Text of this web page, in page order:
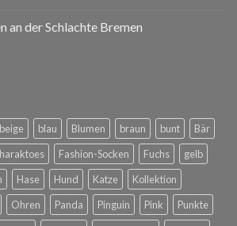
an der Schlachte Bremen
beige blau Blumen braun bunt
Bär
Fashion-Socken Fuchs
gelb
Hase Hund Katze
Kollektion
Ohren Panda Pinguin Pink
Punkte